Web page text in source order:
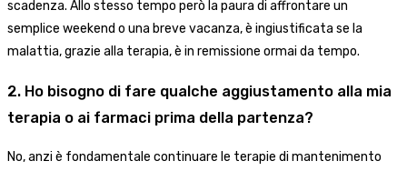
scadenza. Allo stesso tempo però la paura di affrontare un
semplice weekend o una breve vacanza, è ingiustificata se la
malattia, grazie alla terapia, è in remissione ormai da tempo.
2. Ho bisogno di fare qualche aggiustamento alla mia
terapia o ai farmaci prima della partenza?
No, anzi è fondamentale continuare le terapie di mantenimento